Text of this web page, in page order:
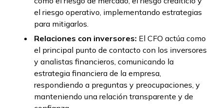
el riesgo operativo, implementando estrategias
para mitigarlos.
Relaciones con inversores: El CFO actúa como
el principal punto de contacto con los inversores
y analistas financieros, comunicando la
estrategia financiera de la empresa,
respondiendo a preguntas y preocupaciones, y
manteniendo una relación transparente y de